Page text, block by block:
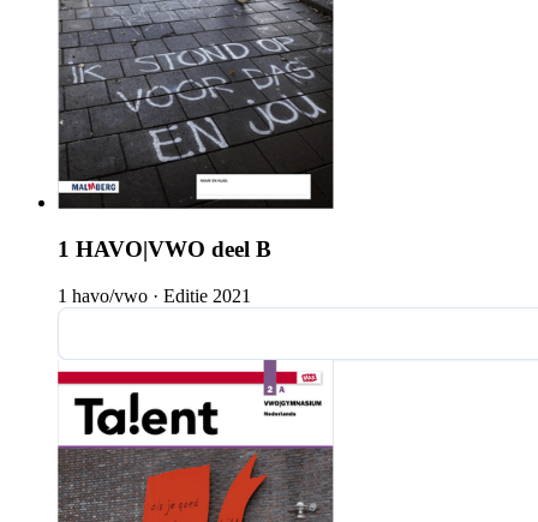
1 HAVO|VWO deel B
1 havo/vwo · Editie 2021